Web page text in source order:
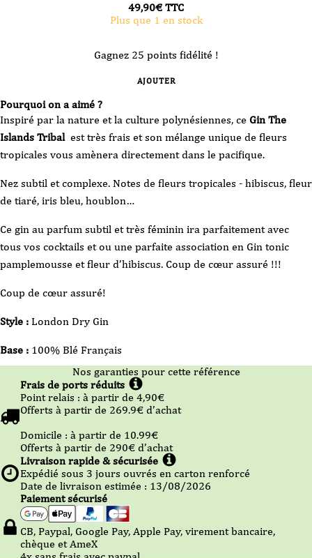
Pourquoi on a aimé ?
Inspiré par la nature et la culture polynésiennes, ce Gin The
Islands Tribalest très frais et son mélange unique de fleurs
tropicales vous amènera directement dans le pacifique.
Nez subtil et complexe. Notes de fleurs tropicales - hibiscus, fleur
de tiaré, iris bleu, houblon…
Ce gin au parfum subtil et très féminin ira parfaitement avec
tous vos cocktails et ou une parfaite association en Gin tonic
pamplemousse et fleur d’hibiscus. Coup de cœur assuré !!!
Coup de cœur assuré!
Style : London Dry Gin
Base : 100% Blé Français
49,90€ TTC
Plus que 1 en stock
Gagnez 25 points fidélité !
AJOUTER
Nos garanties pour cette référence
Frais de ports réduits
Point relais : à partir de 4,90€
Offerts à partir de 269.9€ d’achat
Domicile : à partir de 10.99€
Offerts à partir de 290€ d’achat
Livraison rapide & sécurisée
Expédié sous 3 jours ouvrés en carton renforcé
Date de livraison estimée : 13/08/2026
Paiement sécurisé
CB, Paypal, Google Pay, Apple Pay, virement bancaire,
chèque et AmeX